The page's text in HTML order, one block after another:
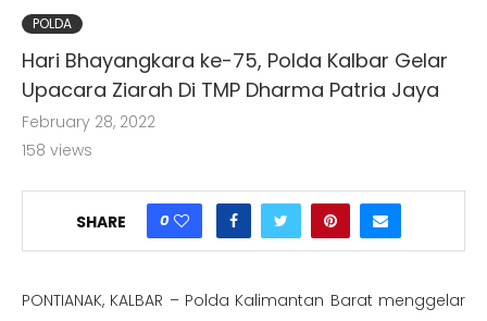
POLDA
Hari Bhayangkara ke-75, Polda Kalbar Gelar
Upacara Ziarah Di TMP Dharma Patria Jaya
February 28, 2022
158 views
SHARE 0
PONTIANAK, KALBAR – Polda Kalimantan Barat menggelar